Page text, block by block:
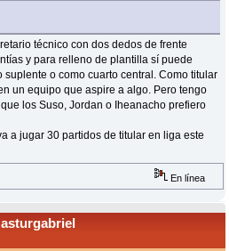
técnico con dos dedos de frente
y para relleno de plantilla sí puede
o como cuarto central. Como titular
un equipo que aspire a algo. Pero tengo
los Suso, Jordan o Iheanacho prefiero
a jugar 30 partidos de titular en liga este
En línea
asturgabriel